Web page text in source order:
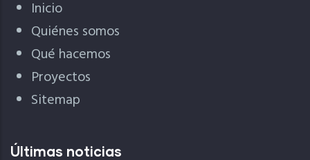
Inicio
Quiénes somos
Qué hacemos
Proyectos
Sitemap
Últimas noticias